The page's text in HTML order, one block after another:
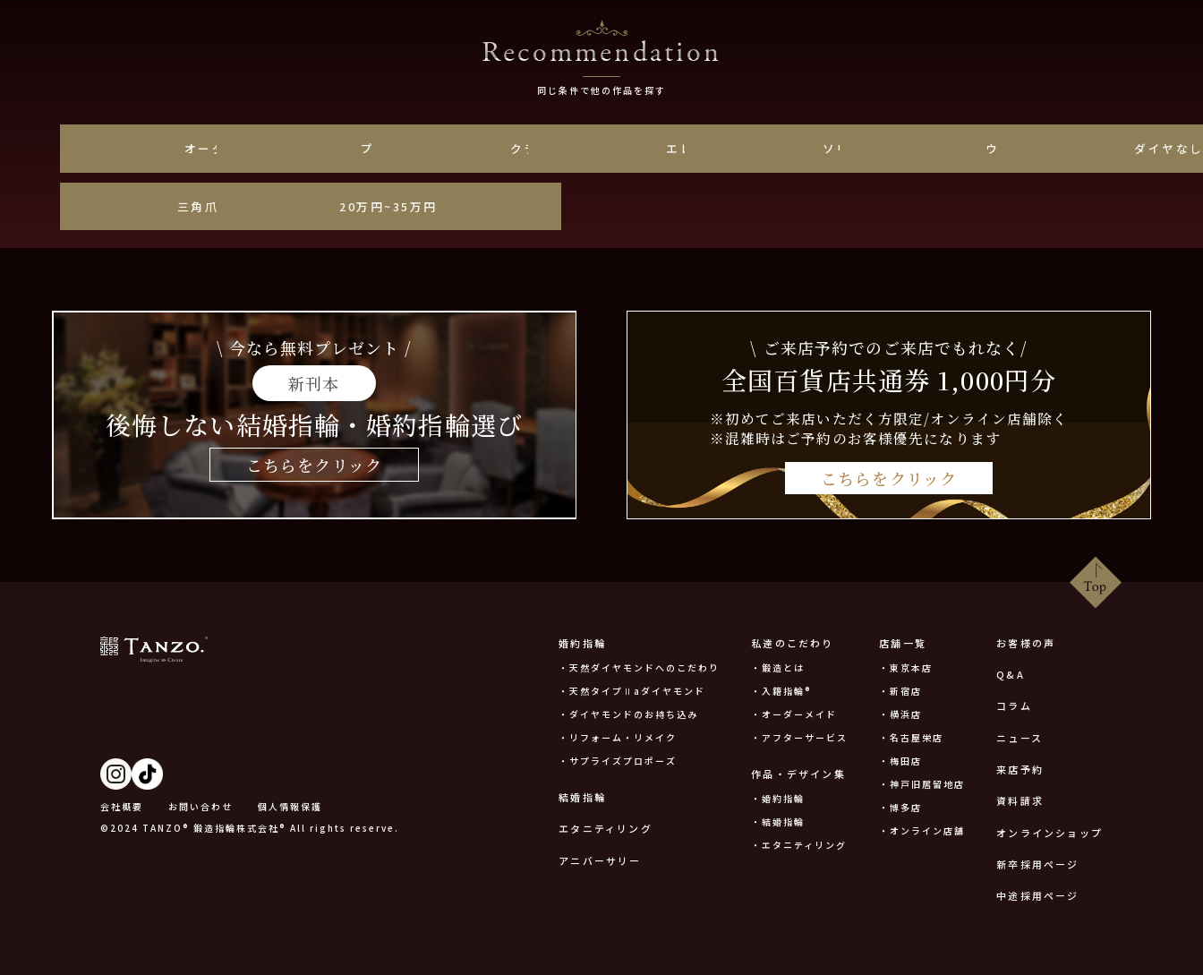
Recommendation
同じ条件で他の作品を探す
オーダーメイド プラチナ クラシック エレガント ソリティア ウェーブ ダイヤなし
三角爪・しずく爪 20万円~35万円
\ 今なら無料プレゼント /
新刊本
後悔しない結婚指輪・婚約指輪選び
こちらをクリック
\ ご来店予約でのご来店でもれなく/
全国百貨店共通券 1,000円分
※初めてご来店いただく方限定/オンライン店舗除く
※混雑時はご予約のお客様優先になります
こちらをクリック
会社概要 お問い合わせ
個人情報保護
©2024 TANZO® 鍛造指輪株式会社® All rights reserve.
婚約指輪
・天然ダイヤモンドへのこだわり
・天然タイプⅡaダイヤモンド
・ダイヤモンドのお持ち込み
・リフォーム・リメイク
・サプライズプロポーズ
結婚指輪
エタニティリング
アニバーサリー
私達のこだわり
・鍛造とは
・入籍指輪®
・オーダーメイド
・アフターサービス
作品・デザイン集
・婚約指輪
・結婚指輪
・エタニティリング
店舗一覧
・東京本店
・新宿店
・横浜店
・名古屋栄店
・梅田店
・神戸旧居留地店
・博多店
・オンライン店舗
お客様の声
Q&A
コラム
ニュース
来店予約
資料請求
オンラインショップ
新卒採用ページ
中途採用ページ